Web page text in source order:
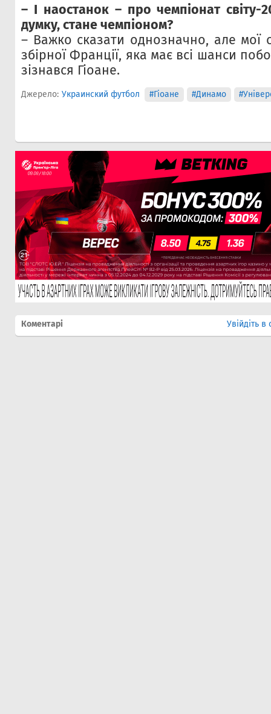
– І наостанок – про чемпіонат світу-
думку, стане чемпіоном?
– Важко сказати однозначно, але мої
збірної Франції, яка має всі шанси
зізнався Гіоане.
Джерело: Украинский футбол #Гіоане #Динамо
Коментарі Увійдіть в